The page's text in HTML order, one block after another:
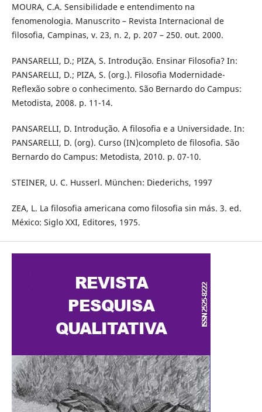
MOURA, C.A. Sensibilidade e entendimento na
fenomenologia. Manuscrito – Revista Internacional de
filosofia, Campinas, v. 23, n. 2, p. 207 – 250. out. 2000.
PANSARELLI, D.; PIZA, S. Introdução. Ensinar Filosofia? In:
PANSARELLI, D.; PIZA, S. (org.). Filosofia Modernidade-
Reflexão sobre o conhecimento. São Bernardo do Campus:
Metodista, 2008. p. 11-14.
PANSARELLI, D. Introdução. A filosofia e a Universidade. In:
PANSARELLI, D. (org). Curso (IN)completo de filosofia. São
Bernardo do Campus: Metodista, 2010. p. 07-10.
STEINER, U. C. Husserl. München: Diederichs, 1997
ZEA, L. La filosofia americana como filosofia sin más. 3. ed.
México: Siglo XXI, Editores, 1975.